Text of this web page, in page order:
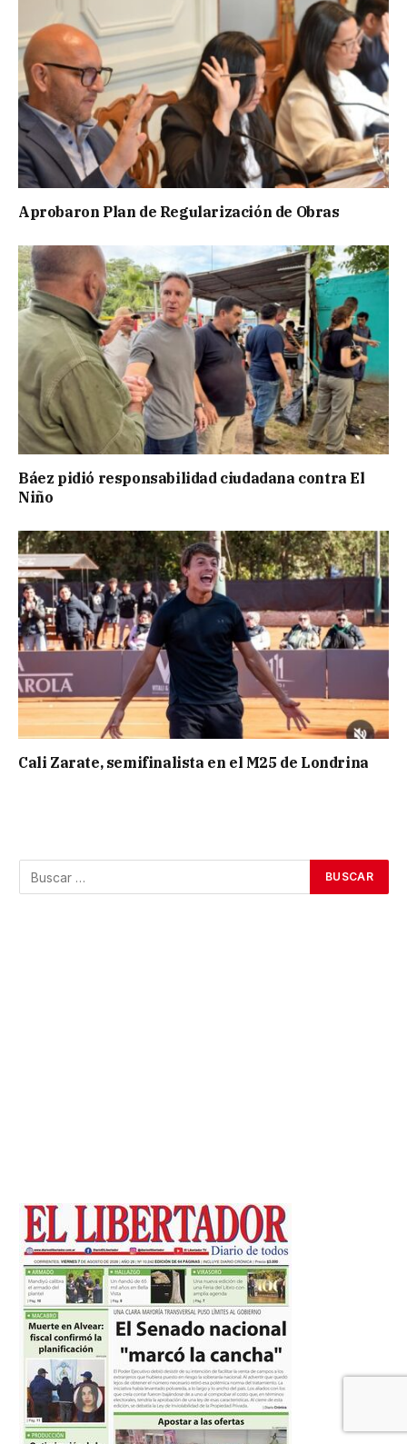
Aprobaron Plan de Regularización de Obras
Báez pidió responsabilidad ciudadana contra El
Niño
Cali Zarate, semifinalista en el M25 de Londrina